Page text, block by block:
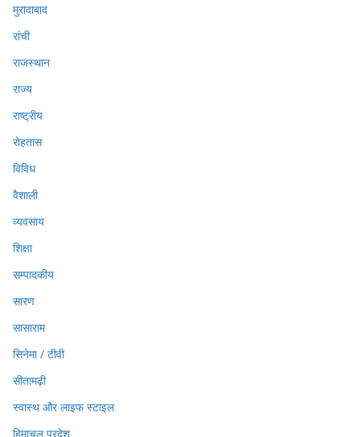
मुरादाबाद
रांची
राजस्थान
राज्य
राष्ट्रीय
रोहतास
विविध
वैशाली
व्यवसाय
शिक्षा
सम्पादकीय
सारण
सासाराम
सिनेमा / टीवी
सीतामढ़ी
स्वास्थ और लाइफ स्टाइल
हिमाचल प्रदेश